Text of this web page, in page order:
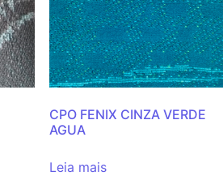
CPO FENIX CINZA VERDE
AGUA
Leia mais